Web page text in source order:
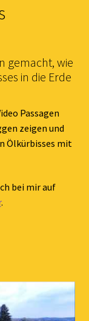
gemacht, wie
in die Erde
Passagen
zeigen und
Ölkürbisses mit
bei mir auf
.